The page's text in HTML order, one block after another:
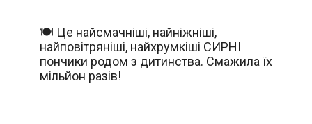
🍽️ Це найсмачніші, найніжніші,
найповітряніші, найхрумкіші СИРНІ
пончики родом з дитинства. Смажила їх
мільйон разів!